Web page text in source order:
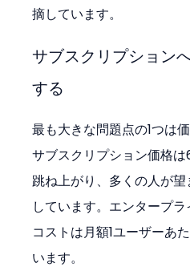
摘しています。
サブスクリプション
する
最も大きな問題点の1つは
サブスクリプション価格
跳ね上がり、多くの人が
しています。エンタープラ
コストは月額1ユーザーあ
います。